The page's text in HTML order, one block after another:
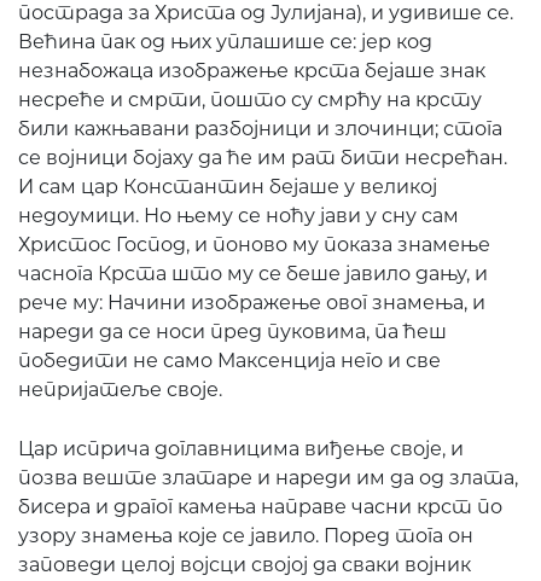
пострада за Христа од Јулијана), и удивише се.
Већина пак од њих уплашише се: јер код
незнабожаца изображење крста бејаше знак
несреће и смрти, пошто су смрћу на крсту
били кажњавани разбојници и злочинци; стога
се војници бојаху да ће им рат бити несрећан.
И сам цар Константин бејаше у великој
недоумици. Но њему се ноћу јави у сну сам
Христос Господ, и поново му показа знамење
часнога Крста што му се беше јавило дању, и
рече му: Начини изображење овог знамења, и
нареди да се носи пред пуковима, па ћеш
победити не само Максенција него и све
непријатеље своје.
Цар исприча доглавницима виђење своје, и
позва веште златаре и нареди им да од злата,
бисера и драгог камења направе часни крст по
узору знамења које се јавило. Поред тога он
заповеди целој војсци својој да сваки војник